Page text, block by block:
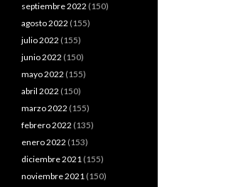
septiembre 2022 (150)
agosto 2022 (155)
julio 2022 (155)
junio 2022 (150)
mayo 2022 (155)
abril 2022 (150)
marzo 2022 (155)
febrero 2022 (135)
enero 2022 (153)
diciembre 2021 (155)
noviembre 2021 (150)